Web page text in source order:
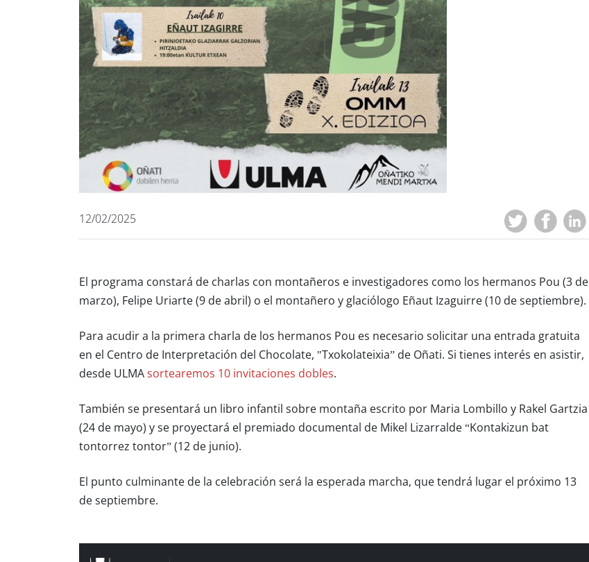
12/02/2025
El programa constará de charlas con montañeros e investigadores como los hermanos Pou (3 de
marzo), Felipe Uriarte (9 de abril) o el montañero y glaciólogo Eñaut Izaguirre (10 de septiembre).
Para acudir a la primera charla de los hermanos Pou es necesario solicitar una entrada gratuita
en el Centro de Interpretación del Chocolate, "Txokolateixia” de Oñati. Si tienes interés en asistir,
desde ULMA sortearemos 10 invitaciones dobles.
También se presentará un libro infantil sobre montaña escrito por Maria Lombillo y Rakel Gartzia
(24 de mayo) y se proyectará el premiado documental de Mikel Lizarralde “Kontakizun bat
tontorrez tontor” (12 de junio).
El punto culminante de la celebración será la esperada marcha, que tendrá lugar el próximo 13
de septiembre.